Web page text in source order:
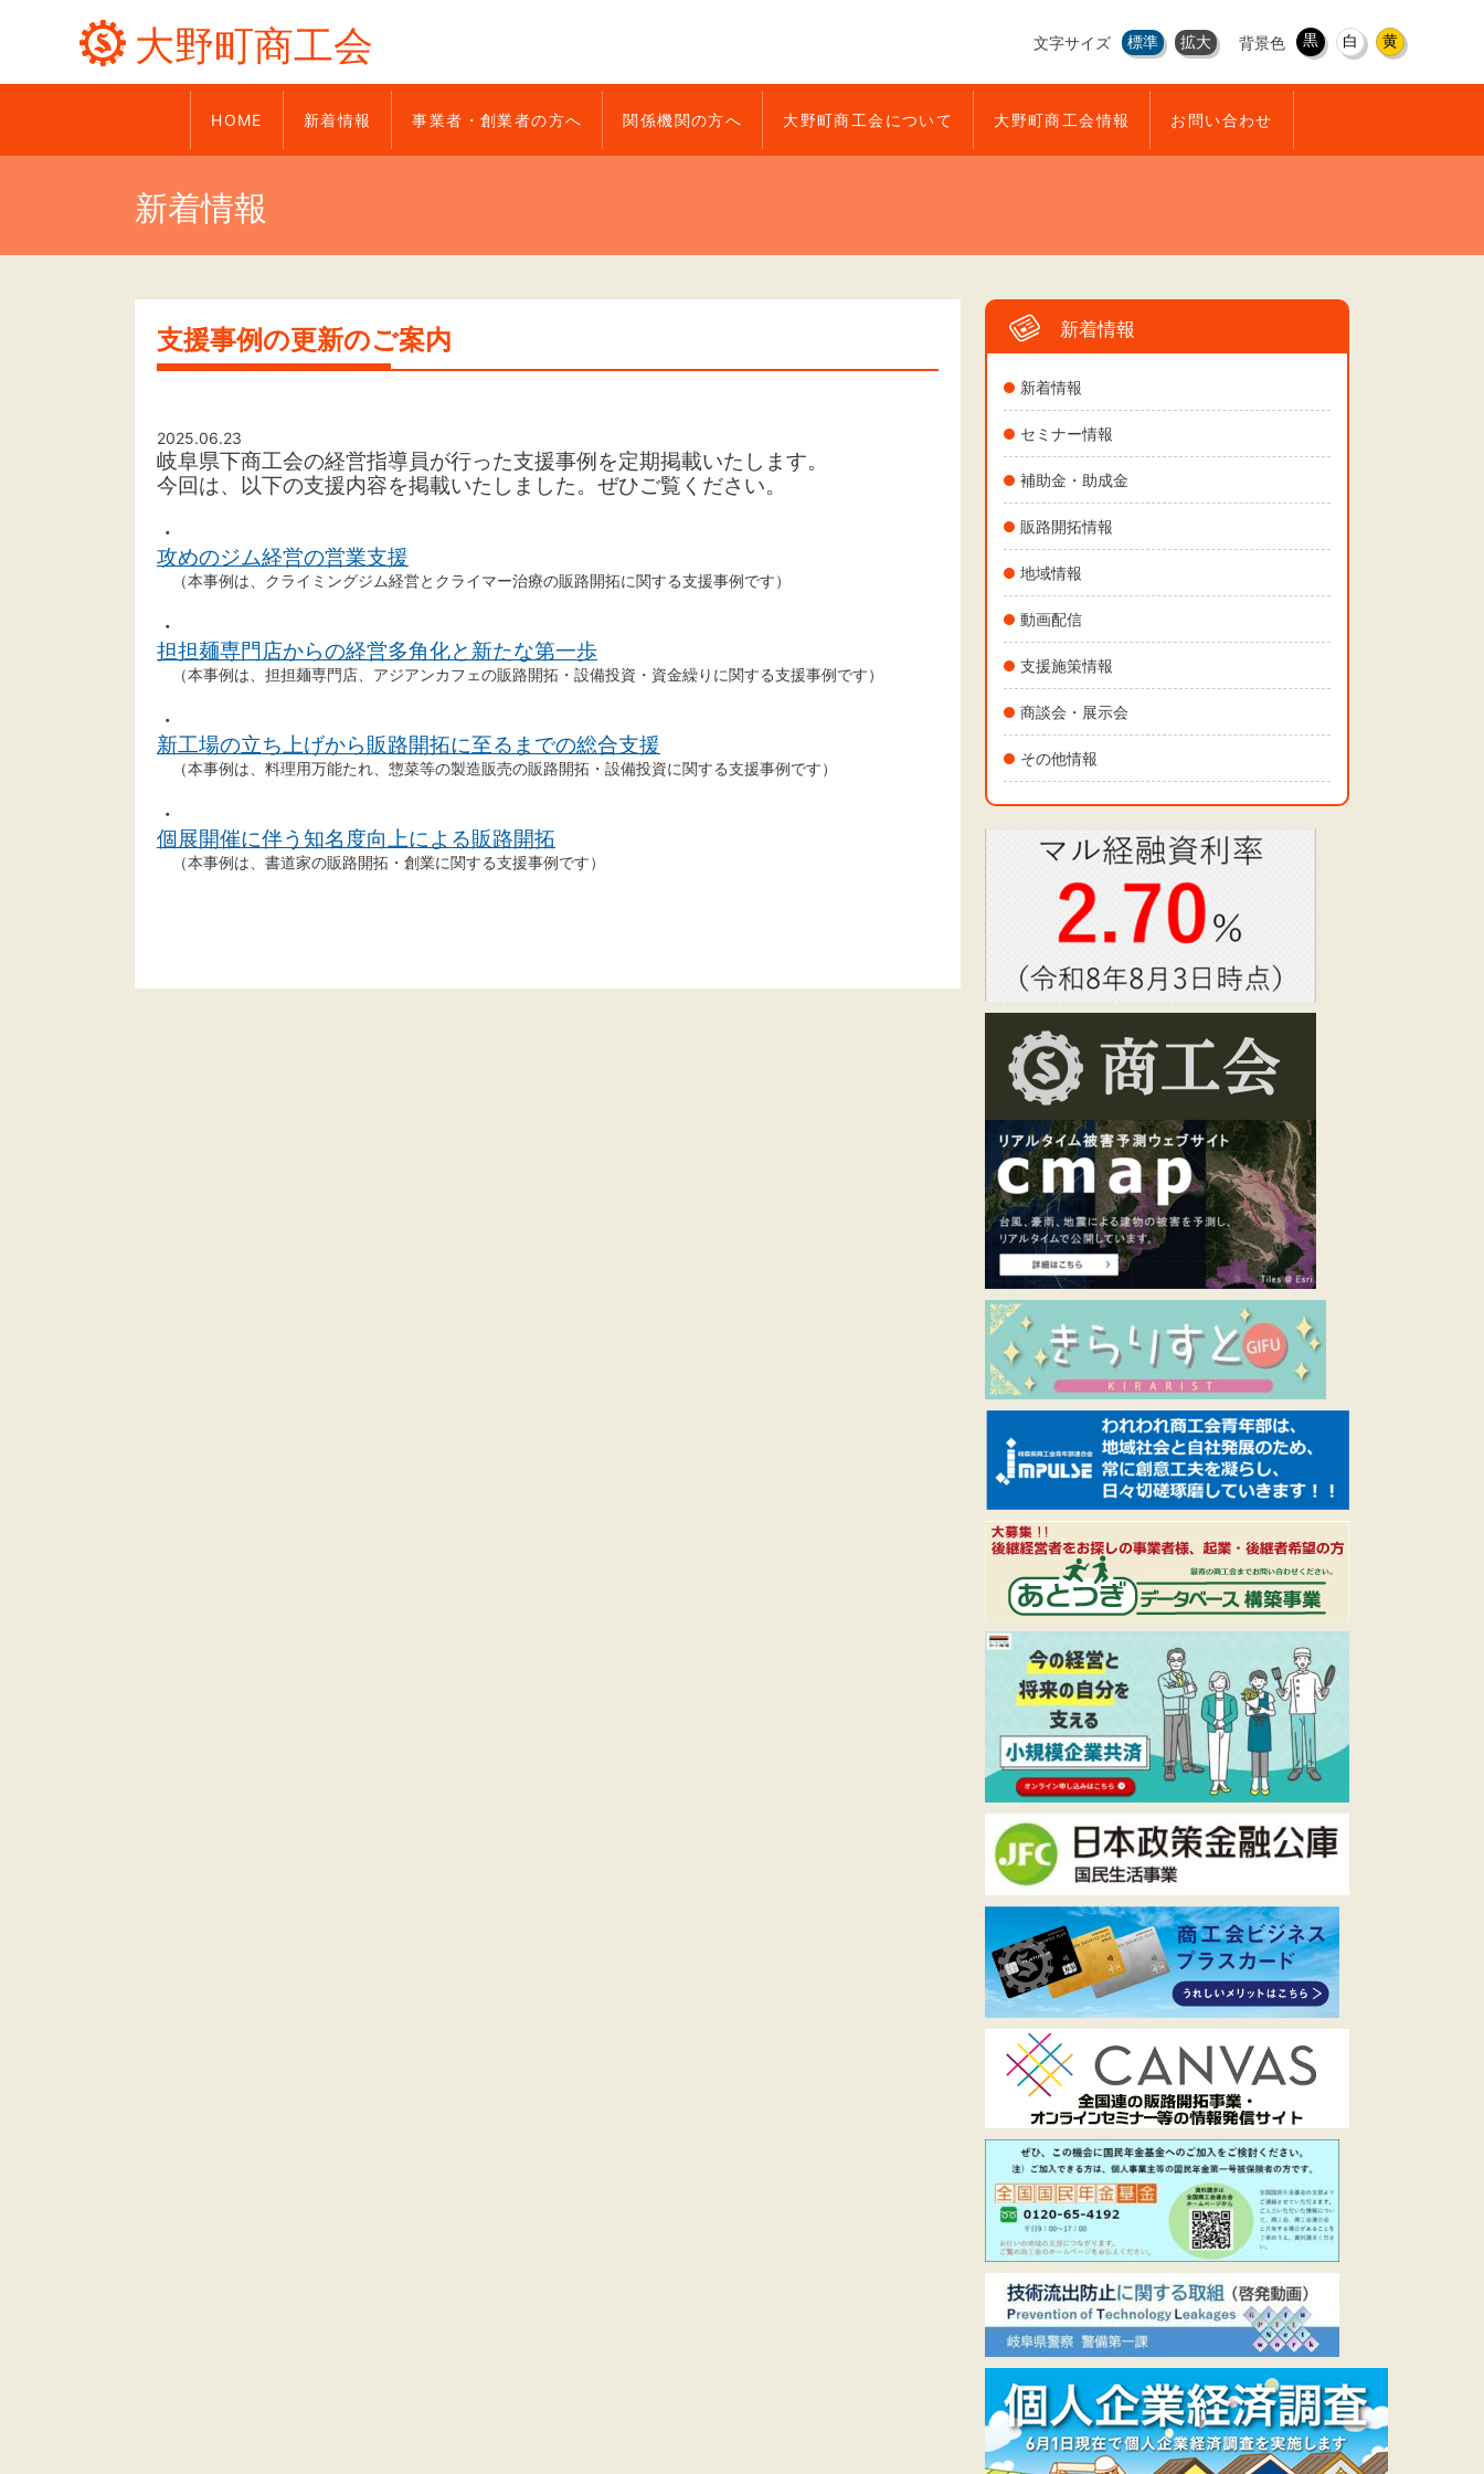
大野町商工会 文字サイズ 標準 拡大 背景色 黒 白 黄
HOME 新着情報 事業者・創業者の方へ 関係機関の方へ 大野町商工会について 大野町商工会情報 お問い合わせ
新着情報
新着情報
新着情報
セミナー情報
補助金・助成金
販路開拓情報
地域情報
動画配信
支援施策情報
商談会・展示会
その他情報
支援事例の更新のご案内
2025.06.23
岐阜県下商工会の経営指導員が行った支援事例を定期掲載いたします。
今回は、以下の支援内容を掲載いたしました。 ぜひご覧ください。
・
攻めのジム経営の営業支援
（本事例は、クライミングジム経営とクライマー治療の販路開拓に関する支援事例です）
・
担担麺専門店からの経営多角化と新たな第一歩
（本事例は、担担麺専門店、アジアンカフェの販路開拓・設備投資・資金繰りに関する支援事例です）
・
新工場の立ち上げから販路開拓に至るまでの総合支援
（本事例は、料理用万能たれ、惣菜等の製造販売の販路開拓・設備投資に関する支援事例です）
・
個展開催に伴う知名度向上による販路開拓
（本事例は、書道家の販路開拓・創業に関する支援事例です）